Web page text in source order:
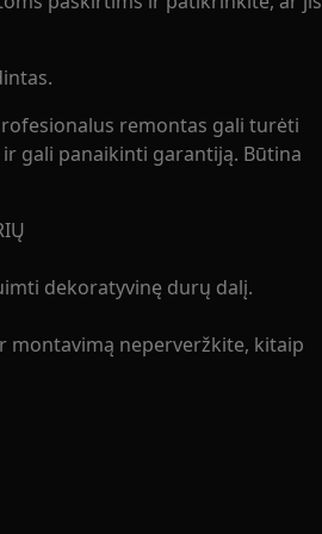
remontas gali turėti
gali panaikinti garantiją. Būtina
dekoratyvinę durų dalį.
montavimą neperveržkite, kitaip